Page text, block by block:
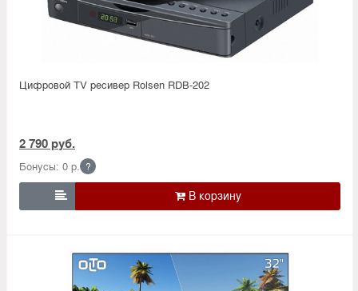
Цифровой TV ресивер Rolsen RDB-202
2 790 руб.
Бонусы: 0 р. ?
